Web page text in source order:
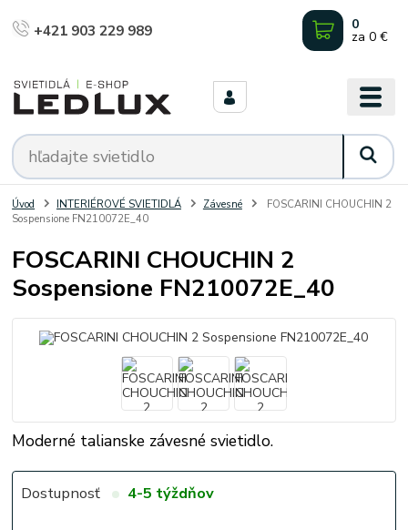
+421 903 229 989 0
za 0 €
Úvod INTERIÉROVÉ SVIETIDLÁ Závesné
FOSCARINI CHOUCHIN 2
Sospensione FN210072E_40
FOSCARINI CHOUCHIN 2
Sospensione FN210072E_40
Moderné talianske závesné svietidlo.
Dostupnosť 4-5 týždňov